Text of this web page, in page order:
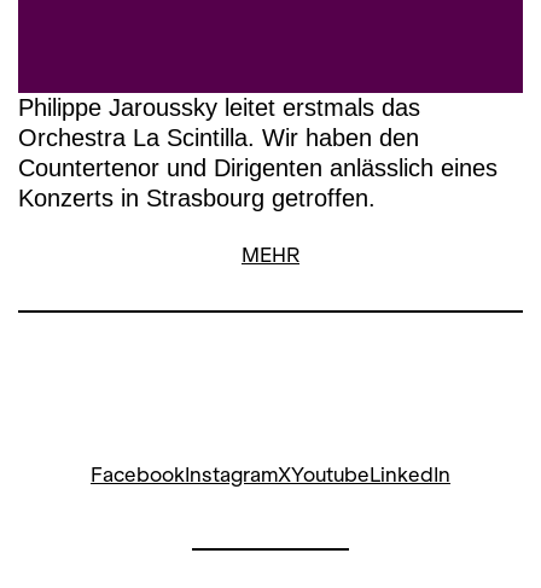
Philippe Jaroussky leitet erstmals das
Orchestra La Scintilla. Wir haben den
Countertenor und Dirigenten anlässlich eines
Konzerts in Strasbourg getroffen.
MEHR
Facebook InstagramXYoutube LinkedIn